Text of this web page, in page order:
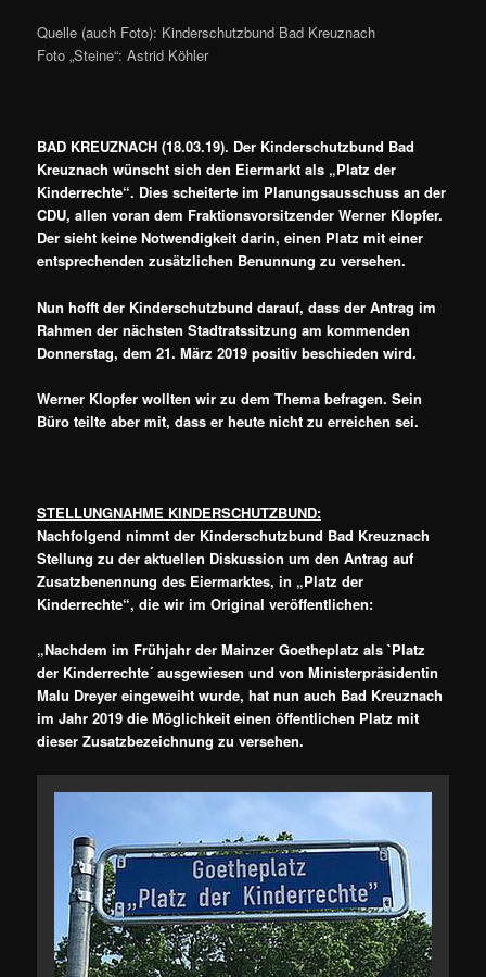
Quelle (auch Foto): Kinderschutzbund Bad Kreuznach
Foto „Steine“: Astrid Köhler
BAD KREUZNACH (18.03.19). Der Kinderschutzbund Bad
Kreuznach wünscht sich den Eiermarkt als „Platz der
Kinderrechte“. Dies scheiterte im Planungsausschuss an der
CDU, allen voran dem Fraktionsvorsitzender Werner Klopfer.
Der sieht keine Notwendigkeit darin, einen Platz mit einer
entsprechenden zusätzlichen Benunnung zu versehen.
Nun hofft der Kinderschutzbund darauf, dass der Antrag im
Rahmen der nächsten Stadtratssitzung am kommenden
Donnerstag, dem 21. März 2019 positiv beschieden wird.
Werner Klopfer wollten wir zu dem Thema befragen. Sein
Büro teilte aber mit, dass er heute nicht zu erreichen sei.
STELLUNGNAHME KINDERSCHUTZBUND:
Nachfolgend nimmt der Kinderschutzbund Bad Kreuznach
Stellung zu der aktuellen Diskussion um den Antrag auf
Zusatzbenennung des Eiermarktes, in „Platz der
Kinderrechte“, die wir im Original veröffentlichen:
„Nachdem im Frühjahr der Mainzer Goetheplatz als `Platz
der Kinderrechte´ ausgewiesen und von Ministerpräsidentin
Malu Dreyer eingeweiht wurde, hat nun auch Bad Kreuznach
im Jahr 2019 die Möglichkeit einen öffentlichen Platz mit
dieser Zusatzbezeichnung zu versehen.